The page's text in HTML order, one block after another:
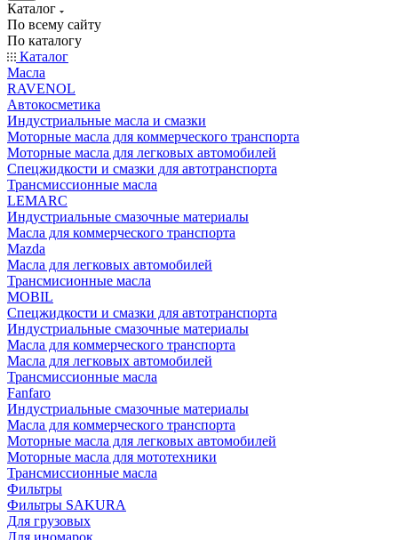
Каталог
По всему сайту
По каталогу
Каталог
Масла
RAVENOL
Автокосметика
Индустриальные масла и смазки
Моторные масла для коммерческого транспорта
Моторные масла для легковых автомобилей
Спецжидкости и смазки для автотранспорта
Трансмиссионные масла
LEMARC
Индустриальные смазочные материалы
Масла для коммерческого транспорта
Mazda
Масла для легковых автомобилей
Трансмисионные масла
MOBIL
Cпецжидкости и смазки для автотранспорта
Индустриальные смазочные материалы
Масла для коммерческого транспорта
Масла для легковых автомобилей
Трансмиссионные масла
Fanfaro
Индустриальные смазочные материалы
Масла для коммерческого транспорта
Моторные масла для легковых автомобилей
Моторные масла для мототехники
Трансмиссионные масла
Фильтры
Фильтры SAKURA
Для грузовых
Для иномарок